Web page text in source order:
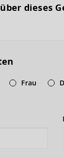
dieses
Frau